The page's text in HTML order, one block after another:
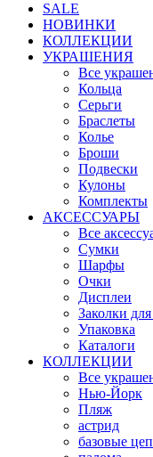
SALE
НОВИНКИ
КОЛЛЕКЦИИ
УКРАШЕНИЯ
Все
Кольца
Серьги
Браслеты
Колье
Броши
Подвески
Кулоны
Комплекты
АКСЕССУАРЫ
Все
Сумки
Шарфы
Очки
Дисплеи
Заколки
Упаковка
Каталоги
КОЛЛЕКЦИИ
Все
Нью-Йорк
Пляж
астрид
базовые